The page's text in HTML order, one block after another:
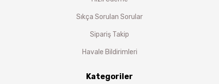
Sıkça Sorulan Sorular
Sipariş Takip
Havale Bildirimleri
Kategoriler